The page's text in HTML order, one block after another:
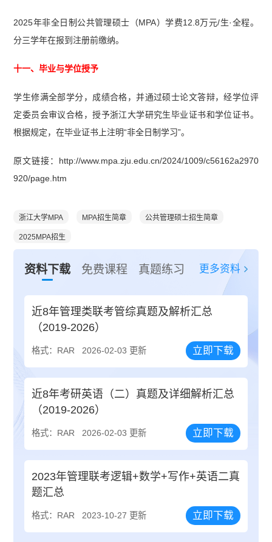
2025年非全日制公共管理硕士（MPA）学费12.8万元/生·全程。
分三学年在报到注册前缴纳。
十一、毕业与学位授予
学生修满全部学分，成绩合格，并通过硕士论文答辩，经学位评
定委员会审议合格，授予浙江大学研究生毕业证书和学位证书。
根据规定，在毕业证书上注明“非全日制学习”。
原文链接：http://www.mpa.zju.edu.cn/2024/1009/c56162a2970
920/page.htm
浙江大学MPA MPA招生简章 公共管理硕士招生简章
2025MPA招生
资料下载 免费课程 真题练习 更多资料
近8年管理类联考管综真题及解析汇总
（2019-2026）
格式：RAR 2026-02-03 更新 立即下载
近8年考研英语（二）真题及详细解析汇总
（2019-2026）
格式：RAR 2026-02-03 更新 立即下载
2023年管理联考逻辑+数学+写作+英语二真
题汇总
格式：RAR 2023-10-27 更新 立即下载